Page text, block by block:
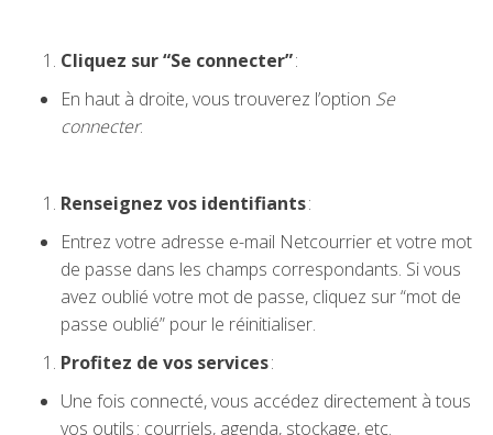
Cliquez sur “Se connecter”:
En haut à droite, vous trouverez l’option Se
connecter.
Renseignez vos identifiants:
Entrez votre adresse e-mail Netcourrier et votre mot
de passe dans les champs correspondants. Si vous
avez oublié votre mot de passe, cliquez sur “mot de
passe oublié” pour le réinitialiser.
Profitez de vos services:
Une fois connecté, vous accédez directement à tous
vos outils : courriels, agenda, stockage, etc.